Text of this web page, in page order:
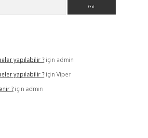
yapılabilir ? için admin
yapılabilir ? için Viper
? için admin